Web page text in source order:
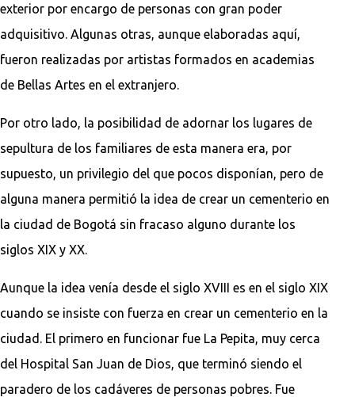
exterior por encargo de personas con gran poder
adquisitivo. Algunas otras, aunque elaboradas aquí,
fueron realizadas por artistas formados en academias
de Bellas Artes en el extranjero.
Por otro lado, la posibilidad de adornar los lugares de
sepultura de los familiares de esta manera era, por
supuesto, un privilegio del que pocos disponían, pero de
alguna manera permitió la idea de crear un cementerio en
la ciudad de Bogotá sin fracaso alguno durante los
siglos XIX y XX.
Aunque la idea venía desde el siglo XVIII es en el siglo XIX
cuando se insiste con fuerza en crear un cementerio en la
ciudad. El primero en funcionar fue La Pepita, muy cerca
del Hospital San Juan de Dios, que terminó siendo el
paradero de los cadáveres de personas pobres. Fue